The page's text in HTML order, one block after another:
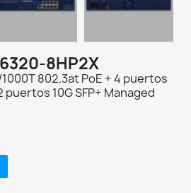
8HP2X
802.3at PoE + 4 puertos
puertos 10G SFP+ Managed